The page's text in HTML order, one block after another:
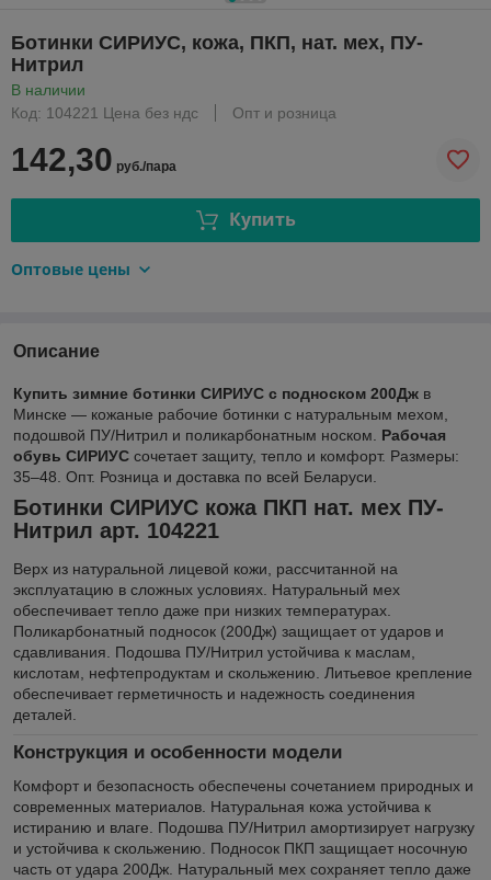
Ботинки СИРИУС, кожа, ПКП, нат. мех, ПУ-
Нитрил
В наличии
Код: 104221 Цена без ндс
Опт и розница
142,30 руб./пара
Купить
Оптовые цены
Описание
Купить зимние ботинки СИРИУС с подноском 200Дж в
Минске — кожаные рабочие ботинки с натуральным мехом,
подошвой ПУ/Нитрил и поликарбонатным носком. Рабочая
обувь СИРИУС сочетает защиту, тепло и комфорт. Размеры:
35–48. Опт. Розница и доставка по всей Беларуси.
Ботинки СИРИУС кожа ПКП нат. мех ПУ-
Нитрил арт. 104221
Верх из натуральной лицевой кожи, рассчитанной на
эксплуатацию в сложных условиях. Натуральный мех
обеспечивает тепло даже при низких температурах.
Поликарбонатный подносок (200Дж) защищает от ударов и
сдавливания. Подошва ПУ/Нитрил устойчива к маслам,
кислотам, нефтепродуктам и скольжению. Литьевое крепление
обеспечивает герметичность и надежность соединения
деталей.
Конструкция и особенности модели
Комфорт и безопасность обеспечены сочетанием природных и
современных материалов. Натуральная кожа устойчива к
истиранию и влаге. Подошва ПУ/Нитрил амортизирует нагрузку
и устойчива к скольжению. Подносок ПКП защищает носочную
часть от удара 200Дж. Натуральный мех сохраняет тепло даже